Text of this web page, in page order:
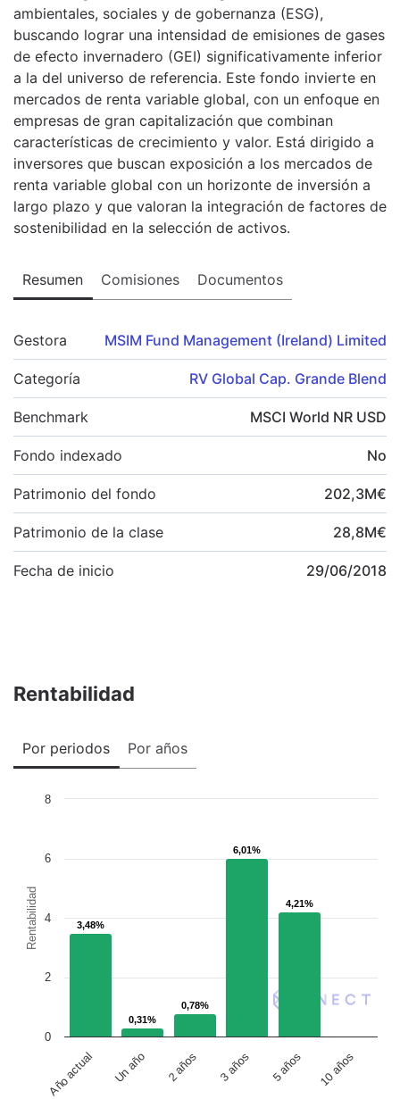
ambientales, sociales y de gobernanza (ESG),
buscando lograr una intensidad de emisiones de gases
de efecto invernadero (GEI) significativamente inferior
a la del universo de referencia. Este fondo invierte en
mercados de renta variable global, con un enfoque en
empresas de gran capitalización que combinan
características de crecimiento y valor. Está dirigido a
inversores que buscan exposición a los mercados de
renta variable global con un horizonte de inversión a
largo plazo y que valoran la integración de factores de
sostenibilidad en la selección de activos.
Resumen Comisiones Documentos
Gestora MSIM Fund Management (Ireland) Limited
Categoría RV Global Cap. Grande Blend
Benchmark MSCI World NR USD
Fondo indexado No
Patrimonio del fondo 202,3M€
Patrimonio de la clase 28,8M€
Fecha de inicio 29/06/2018
Rentabilidad
Por periodos Por años
Rentabilidad 3,48%
3,48%
0,31%
0,31%
0,78%
0,78%
6,01%
6,01%
4,21%
4,21%
Año actual Un año 2 años 3 años 5 años 10 años
0
2
4
6
8